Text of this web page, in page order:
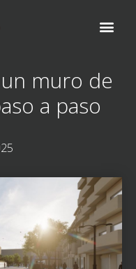
muro de
a paso